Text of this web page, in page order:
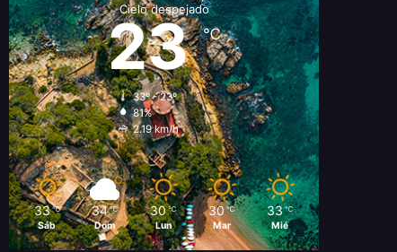
Cielo despejado
23℃
33º - 23º
81%
2.19 km/h
33 ℃
Sáb
34 ℃
Dom
30 ℃
Lun
30 ℃
Mar
33 ℃
Mié